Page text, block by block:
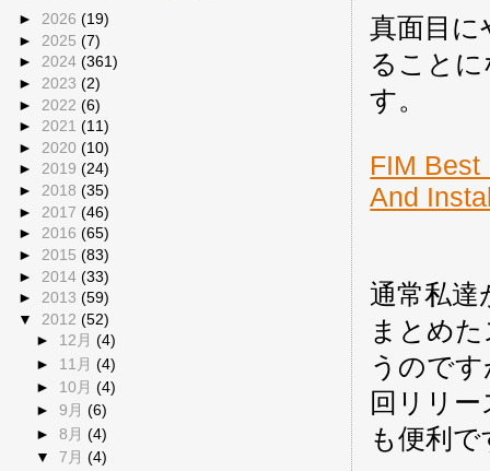
真面目に
ること
す。
FIM Best
And
通常私
まとめ
うので
回リリ
も便利で
► 2026 (19)
► 2025 (7)
► 2024 (361)
► 2023 (2)
► 2022 (6)
► 2021 (11)
► 2020 (10)
► 2019 (24)
► 2018 (35)
► 2017 (46)
► 2016 (65)
► 2015 (83)
► 2014 (33)
► 2013 (59)
▼ 2012 (52)
► 12月(4)
► 11月(4)
► 10月(4)
►9月(6)
►8月(4)
▼7月(4)